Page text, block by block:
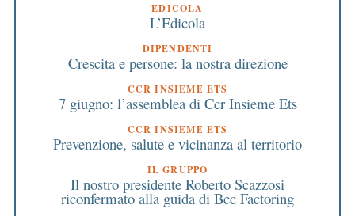
EDICOLA
L’Edicola
DIPENDENTI
Crescita e persone: la nostra direzione
CCR INSIEME ETS
7 giugno: l’assemblea di Ccr Insieme Ets
CCR INSIEME ETS
Prevenzione, salute e vicinanza al territorio
IL GRUPPO
Il nostro presidente Roberto Scazzosi
riconfermato alla guida di Bcc Factoring